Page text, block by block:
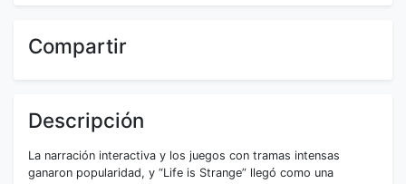
Compartir
Descripción
La narración interactiva y los juegos con tramas intensas
ganaron popularidad, y “Life is Strange” llegó como una